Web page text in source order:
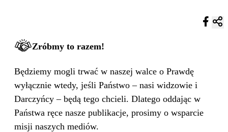
Zróbmy to razem!
Będziemy mogli trwać w naszej walce o Prawdę
wyłącznie wtedy, jeśli Państwo – nasi widzowie i
Darczyńcy – będą tego chcieli. Dlatego oddając w
Państwa ręce nasze publikacje, prosimy o wsparcie
misji naszych mediów.